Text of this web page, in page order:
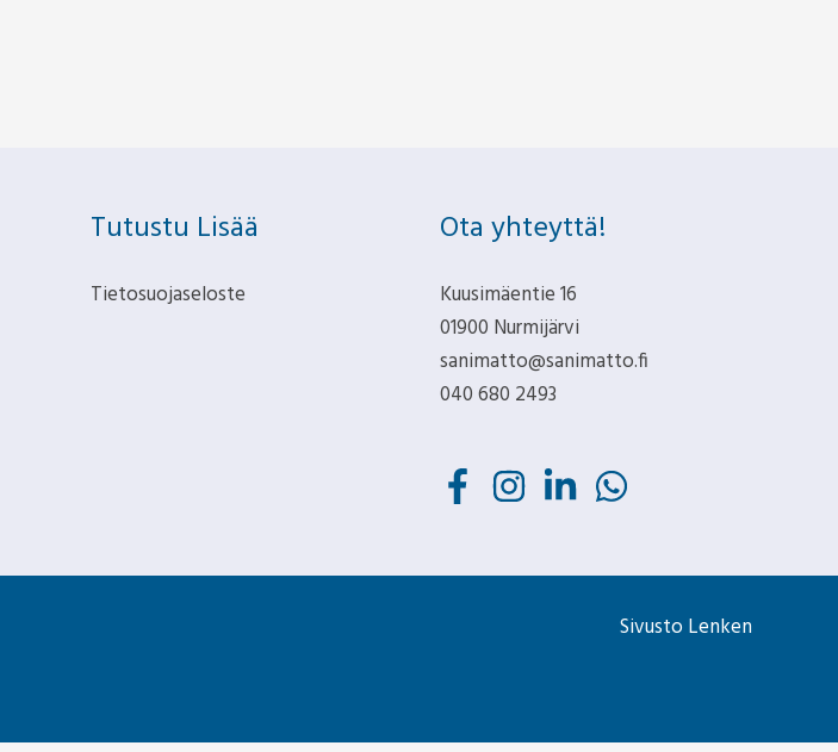
Tutustu Lisää
Tietosuojaseloste
Ota yhteyttä!
Kuusimäentie 16
01900 Nurmijärvi
sanimatto@sanimatto.fi
040 680 2493
Sivusto Lenken